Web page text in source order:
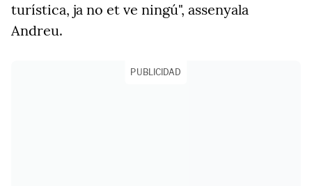
turística, ja no et ve ningú", assenyala
Andreu.
PUBLICIDAD